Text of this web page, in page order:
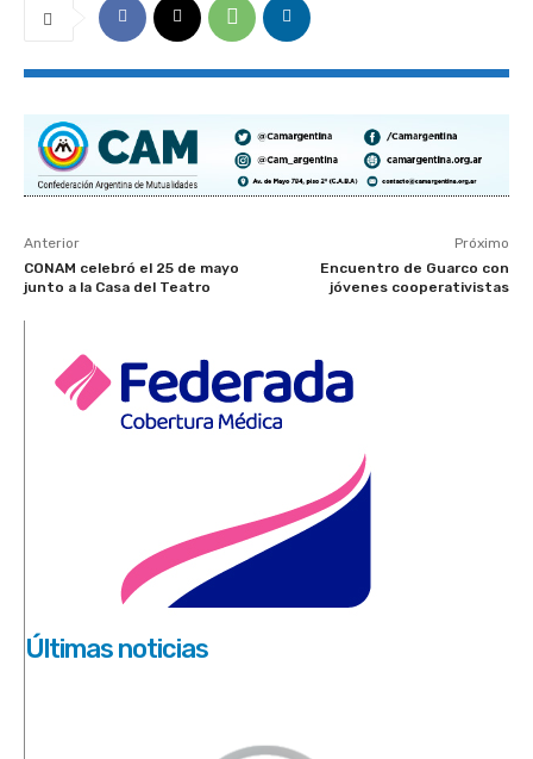
Anterior
CONAM celebró el 25 de mayo
junto a la Casa del Teatro
Próximo
Encuentro de Guarco con
jóvenes cooperativistas
Últimas noticias